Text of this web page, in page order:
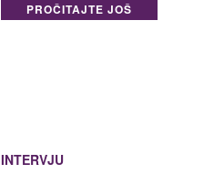
PROČITAJTE JOŠ
INTERVJU